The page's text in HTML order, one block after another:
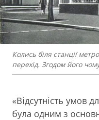
Колись біля станції
перехід. Згодом його
«Відсутність умов
була одним з